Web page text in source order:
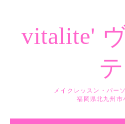
vitalite'
テ
メイクレッスン・パー
福岡県北九州市